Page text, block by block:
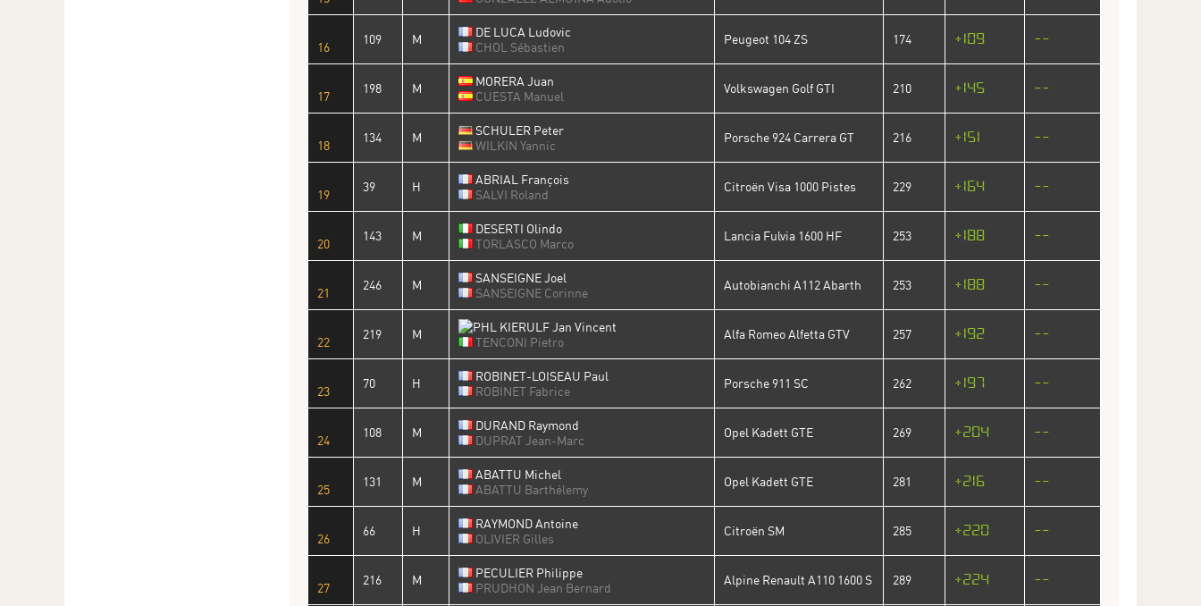
16
109 M
DE LUCA Ludovic
CHOL Sébastien
Peugeot 104 ZS 174 +109 --
17
198 M
MORERA Juan
CUESTA Manuel
Volkswagen Golf GTI 210 +145 --
18
134 M
SCHULER Peter
WILKIN Yannic
Porsche 924 Carrera GT 216 +151 --
19
39 H
ABRIAL François
SALVI Roland
Citroën Visa 1000 Pistes 229 +164 --
20
143 M
DESERTI Olindo
TORLASCO Marco
Lancia Fulvia 1600 HF 253 +188 --
21
246 M
SANSEIGNE Joel
SANSEIGNE Corinne
Autobianchi A112 Abarth 253 +188 --
22
219 M
KIERULF Jan Vincent
TENCONI Pietro
Alfa Romeo Alfetta GTV 257 +192 --
23
70 H
ROBINET-LOISEAU Paul
ROBINET Fabrice
Porsche 911 SC 262 +197 --
24
108 M
DURAND Raymond
DUPRAT Jean-Marc
Opel Kadett GTE 269 +204 --
25
131 M
ABATTU Michel
ABATTU Barthélemy
Opel Kadett GTE 281 +216 --
26
66 H
RAYMOND Antoine
OLIVIER Gilles
Citroën SM 285 +220 --
27
216 M
PECULIER Philippe
PRUDHON Jean Bernard
Alpine Renault A110 1600 S 289 +224 --